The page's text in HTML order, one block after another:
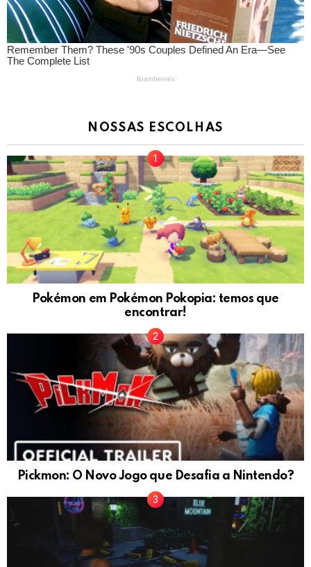
NOSSAS ESCOLHAS
Pokémon em Pokémon Pokopia: temos que
encontrar!
Pickmon: O Novo Jogo que Desafia a Nintendo?